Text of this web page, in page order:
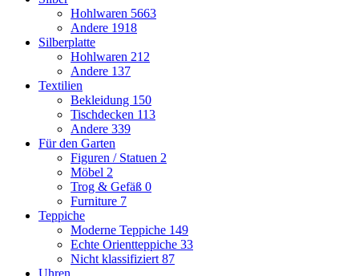
Hohlwaren 5663
Andere 1918
Silberplatte
Hohlwaren 212
Andere 137
Textilien
Bekleidung 150
Tischdecken 113
Andere 339
Für den Garten
Figuren / Statuen 2
Möbel 2
Trog & Gefäß 0
Furniture 7
Teppiche
Moderne Teppiche 149
Echte Orientteppiche 33
Nicht klassifiziert 87
Uhren